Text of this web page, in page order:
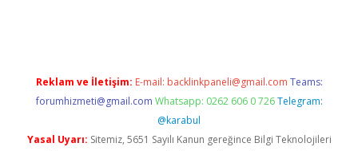
Reklam ve İletişim: E-mail: backlinkpaneli@gmail.com Teams:
forumhizmeti@gmail.com Whatsapp: 0262 606 0 726 Telegram:
@karabul
Yasal Uyarı: Sitemiz, 5651 Sayılı Kanun gereğince Bilgi Teknolojileri